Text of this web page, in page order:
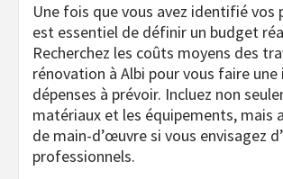
Une fois que vous avez identifié vos
est essentiel de définir un budget
Recherchez les coûts moyens des
rénovation à Albi pour vous faire une
dépenses à prévoir. Incluez non
matériaux et les équipements, mais
de main-d’œuvre si vous envisagez
professionnels.